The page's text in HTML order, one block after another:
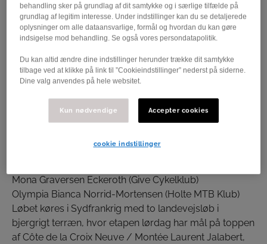
U19-landevejslandsholdet for kvinder
drager mod Frankrig, hvor sæsonens 3.
Nations Cup skal køres den 6. og 7. maj -
Tour du Gévaudan Occitanie.
Landstræner Tayeb Braikia har udtaget fem ryttere til
powered by Carl Ras JUNIOR)
Anna Margrethe Hansen (Team RYTGER powered by
Astrid Marie Bjørn Sørensen (Doltcini-Watersley R+D
Mona Graversen Eckeroth (Give Cykelklub)
Olympia Bianca Norrid-Mortensen (Holte MTB Klub)
Løbet køres i Sydfrankrig med to landevejsløb i
bjergrigt terræn, hvor etapen lørdag har mål på toppen
af Côte de la Croix Neuve / Montée Laurent Jalabert,
behandling sker på grundlag af dit samtykke og i særlige tilfælde på
grundlag af legitim interesse. Under indstillinger kan du se detaljerede
oplysninger om alle dataansvarlige, formål og hvordan du kan gøre
indsigelse mod behandling. Se også vores persondatapolitik.
Du kan altid ændre dine indstillinger herunder trække dit samtykke
tilbage ved at klikke på link til ”Cookieindstillinger” nederst på siderne.
Dine valg anvendes på hele websitet.
Kun nødvendige Accepter cookies
cookie indstillinger